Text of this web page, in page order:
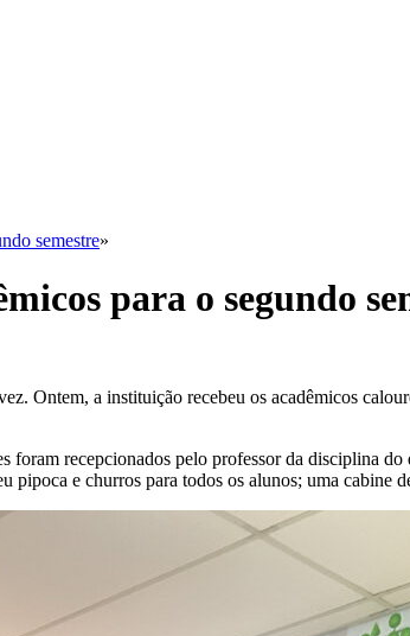
semestre»
para o segundo
Ontem, a instituição recebeu os acadêmicos
foram recepcionados pelo professor da disciplina
pipoca e churros para todos os alunos; uma cabine